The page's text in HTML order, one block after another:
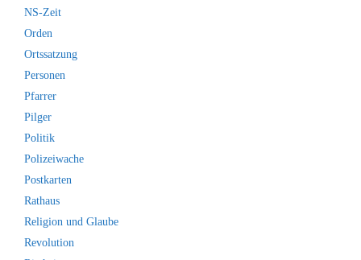
NS-Zeit
Orden
Ortssatzung
Personen
Pfarrer
Pilger
Politik
Polizeiwache
Postkarten
Rathaus
Religion und Glaube
Revolution